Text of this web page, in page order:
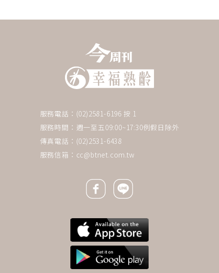
服務電話：(02)2581-6196 按 1
服務時間：週一至五09:00~17:30例假日除外
傳真電話：(02)2531-6438
服務信箱： cc@btnet.com.tw
Facebook icon
Line icon